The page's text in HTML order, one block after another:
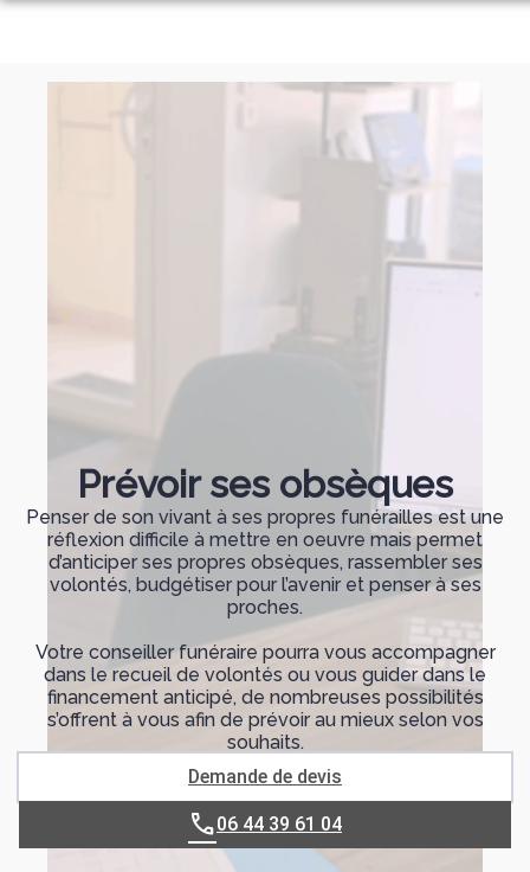
Aller
Prévoir ses obsèques
Penser de son vivant à ses propres funérailles est une
réflexion difficile à mettre en oeuvre mais permet
d’anticiper ses propres obsèques, rassembler ses
volontés, budgétiser pour l’avenir et penser à ses
proches.
Votre conseiller funéraire pourra vous accompagner
dans le recueil de volontés ou vous guider dans le
financement anticipé, de nombreuses possibilités
s’offrent à vous afin de prévoir au mieux selon vos
souhaits.
Demande de devis
06 44 39 61 04